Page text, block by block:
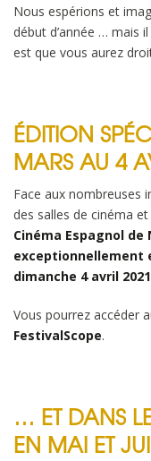
Nous espérions et
début d’année … mais
est que vous aurez
ÉDITION
MARS AU 4
Face aux nombreuses
des salles de cinéma
Cinéma Espagnol
exceptionnellement
dimanche 4 avril 2021
Vous pourrez accéder
FestivalScope.
… ET DANS
EN MAI ET